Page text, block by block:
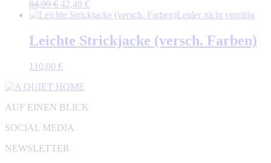
84,99€ Ursprünglicher
Preis
84,99 €
42,49 €Aktueller
Preis
42,49 €.
Leider nicht vorrätig
Leichte Strickjacke (versch. Farben)
110,00 €
AUF EINEN BLICK
SOCIAL MEDIA
NEWSLETTER